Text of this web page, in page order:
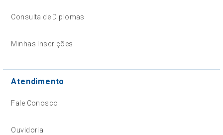
Consulta de Diplomas
Minhas Inscrições
Atendimento
Fale Conosco
Ouvidoria